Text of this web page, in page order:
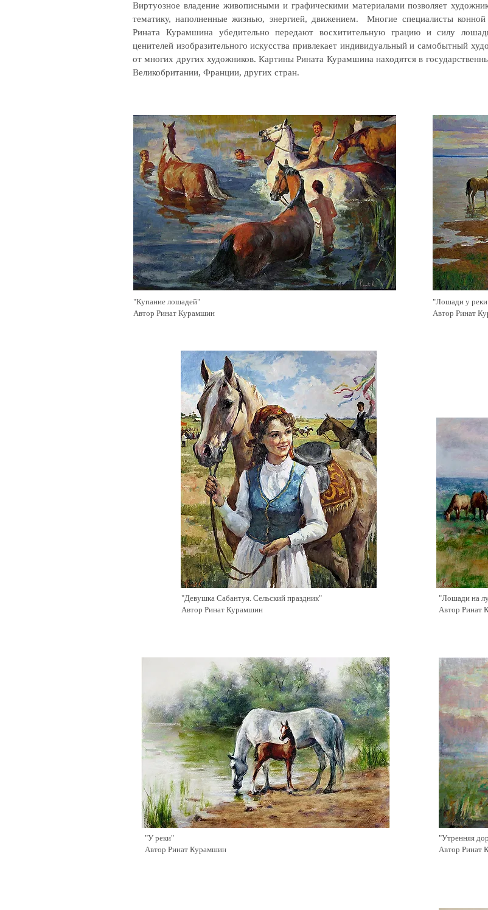
Виртуозное владение живописными и графическими материалами позволяет
тематику, наполненные жизнью, энергией, движением. Многие специалисты
Рината Курамшина убедительно передают восхитительную грацию и силу
ценителей изобразительного искусства привлекает индивидуальный и самобытный
от многих других художников. Картины Рината Курамшина находятся в
Великобритании, Франции, других стран.
"Купание лошадей"
Автор Ринат Курамшин
"Лошади у
Автор Ринат
"Девушка Сабантуя. Сельский праздник"
Автор Ринат Курамшин
"У реки"
Автор Ринат Курамшин
"Лошади на
Автор Ринат
"Утренняя
Автор Ринат